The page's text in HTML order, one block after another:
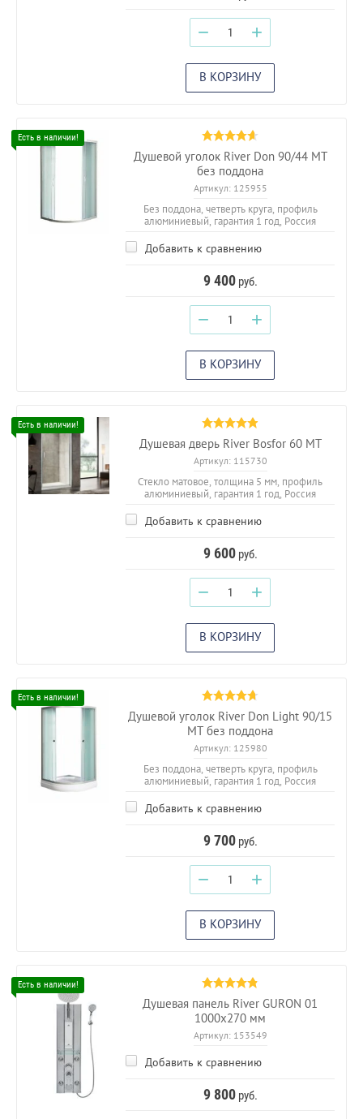
− +
В КОРЗИНУ
Душевой уголок River Don 90/44 МТ
без поддона
Артикул:125955
Без поддона, четверть круга, профиль
алюминиевый, гарантия 1 год, Россия
Добавить к сравнению
9 400руб.
− +
В КОРЗИНУ
Душевая дверь River Bosfor 60 MT
Артикул:115730
Стекло матовое, толщина 5 мм, профиль
алюминиевый, гарантия 1 год, Россия
Добавить к сравнению
9 600руб.
− +
В КОРЗИНУ
Душевой уголок River Don Light 90/15
МТ без поддона
Артикул:125980
Без поддона, четверть круга, профиль
алюминиевый, гарантия 1 год, Россия
Добавить к сравнению
9 700руб.
− +
В КОРЗИНУ
Душевая панель River GURON 01
1000х270 мм
Артикул:153549
Добавить к сравнению
9 800руб.